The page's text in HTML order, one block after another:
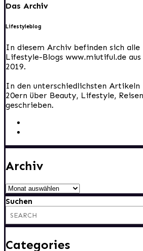
Das Archiv
Lifestyleblog
In diesem Archiv befinden sich alle
Lifestyle-Blogs www.miutiful.de aus
2019.
In den unterschiedlichsten Artikeln
20ern über Beauty, Lifestyle,
geschrieben.
Archiv
Archiv
Suchen
Categories